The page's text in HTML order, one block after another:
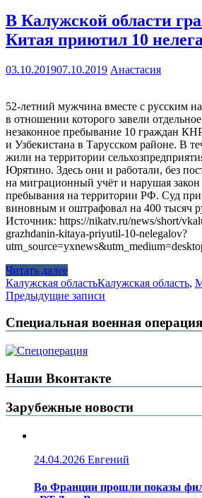
В Калужской области
Китая приютил 10
03.10.201907.10.2019 Анастасия
52-летний мужчина вместе с русским
в отношении которого завели
незаконное пребывание 10 граждан
и Узбекистана в Тарусском районе. В
жили на территории
Юрятино. Здесь они и работали, без
на миграционный учёт и нарушая
пребывания на территории РФ. Суд
виновным и оштрафовал на 400 тысяч
Источник: https://nikatv.ru/news/short/
grazhdanin-kitaya-priyutil-10-nelegalov?
Читать далее
Калужская областьКалужская область,
Навигация
по
записям
Предыдущие записи
Специальная военная операция
Наши Вконтакте
Зарубежные новости
24.04.2026 Евгений
Во Франции прошли показы